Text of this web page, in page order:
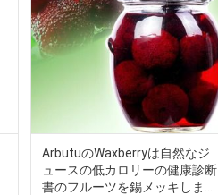
ArbutuのWaxberryは自然なジ
ュースの低カロリーの健康診断
書のフルーツを錫メッキしまし